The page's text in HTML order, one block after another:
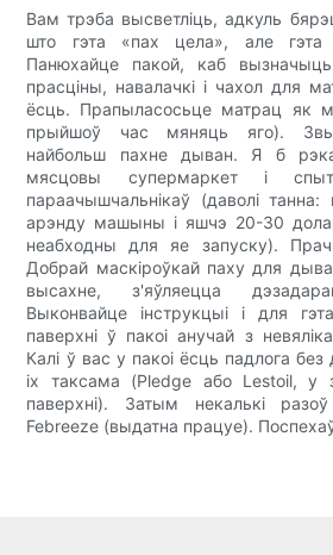
Вам трэба высветліць, адкуль
што гэта «пах цела», але
Панюхайце пакой, каб
прасціны, навалачкі і чахол для
ёсць. Прапыласосьце матрац як
прыйшоў час мяняць яго).
найбольш пахне дыван. Я б
мясцовы супермаркет і
параачышчальнікаў (даволі
арэнду машыны і яшчэ 20-30
неабходны для яе запуску).
Добрай маскіроўкай паху для
высахне, з'яўляецца
Выконвайце інструкцыі і для
паверхні ў пакоі анучай з
Калі ў вас у пакоі ёсць падлога
іх таксама (Pledge або Lestoil, у
паверхні). Затым некалькі
Febreeze (выдатна працуе).